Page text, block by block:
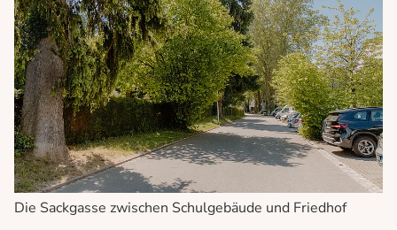
Die Sackgasse zwischen Schulgebäude und Friedhof